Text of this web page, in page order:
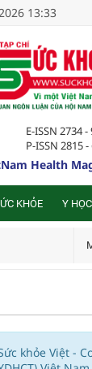
13:33
E-ISSN 2734 -
P-ISSN 2815 -
Health
KHỎE Y
khỏe Việt -